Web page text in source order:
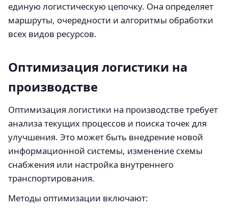
единую логистическую цепочку. Она определяет
маршруты, очередности и алгоритмы обработки
всех видов ресурсов.
Оптимизация логистики на
производстве
Оптимизация логистики на производстве требует
анализа текущих процессов и поиска точек для
улучшения. Это может быть внедрение новой
информационной системы, изменение схемы
снабжения или настройка внутреннего
транспортирования.
Методы оптимизации включают: